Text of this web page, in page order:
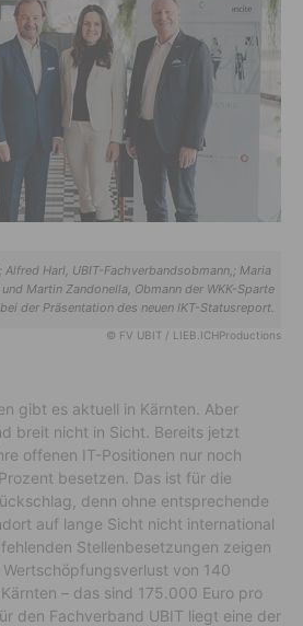
Harl, UBIT-Fachverbandsobmann,; Maria
Martin Zandonella, Obmann der WKK-Sparte
der Präsentation des neuen IKT-Statusreport.
© FV UBIT / LIEB.ICHProductions
gibt es aktuell in Kärnten. Aber
breit nicht in Sicht. Bereits jetzt
offenen IT-Positionen nur noch
besetzen. Das ist für die
denn ohne entsprechende
auf lange Sicht nicht international
Stellenbesetzungen zeigen
von 140
– das sind 175.000 Euro pro
den Fachverband UBIT liegt eine der